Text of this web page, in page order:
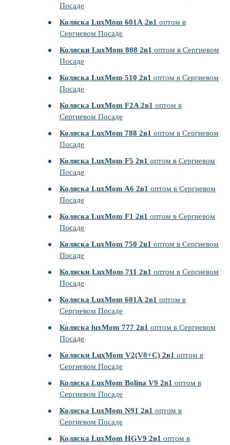
Посаде
Коляска LuxMom 601А 2в1 оптом в
Сергиевом Посаде
Коляски LuxMom 808 2в1 оптом в Сергиевом
Посаде
Коляска LuxMom 510 2в1 оптом в Сергиевом
Посаде
Коляска LuxMom F2A 2в1 оптом в
Сергиевом Посаде
Коляска LuxMom 788 2в1 оптом в Сергиевом
Посаде
Коляска LuxMom F5 2в1 оптом в Сергиевом
Посаде
Коляска LuxMom A6 2в1 оптом в Сергиевом
Посаде
Коляска LuxMom F1 2в1 оптом в Сергиевом
Посаде
Коляска LuxMom 750 2в1 оптом в Сергиевом
Посаде
Коляски LuxMom 711 2в1 оптом в Сергиевом
Посаде
Коляска LuxMom 601А 2в1 оптом в
Сергиевом Посаде
Коляска luxMom 777 2в1 оптом в Сергиевом
Посаде
Коляски LuxMom V2(V8+C) 2в1 оптом в
Сергиевом Посаде
Коляска LuxMom Bolina V9 2в1 оптом в
Сергиевом Посаде
Коляска LuxMom N91 2в1 оптом в
Сергиевом Посаде
Коляска LuxMom HGV9 2в1 оптом в